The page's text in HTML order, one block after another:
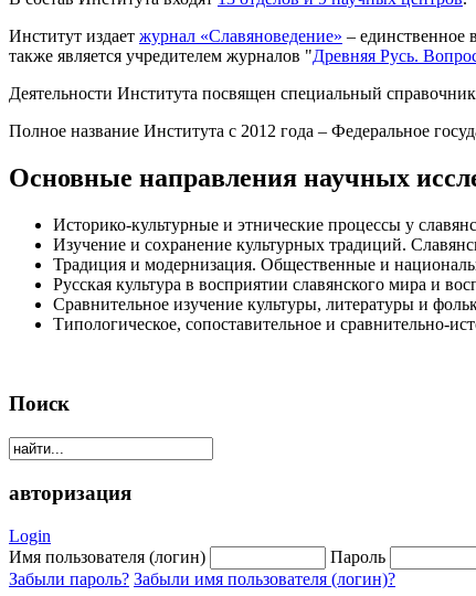
Институт издает журнал «Славяноведение» – единственное
также является учредителем журналов "Древняя Русь.
Деятельности Института посвящен специальный
Полное название Института с 2012 года – Федеральное
Основные направления научных
Историко-культурные и этнические процессы у
Изучение и сохранение культурных традиций.
Традиция и модернизация. Общественные и
Русская культура в восприятии славянского мира и
Сравнительное изучение культуры, литературы и
Типологическое, сопоставительное и сравнительно-
Поиск
авторизация
Login
Имя пользователя (логин)
Пароль
Забыли пароль? Забыли имя пользователя (логин)?